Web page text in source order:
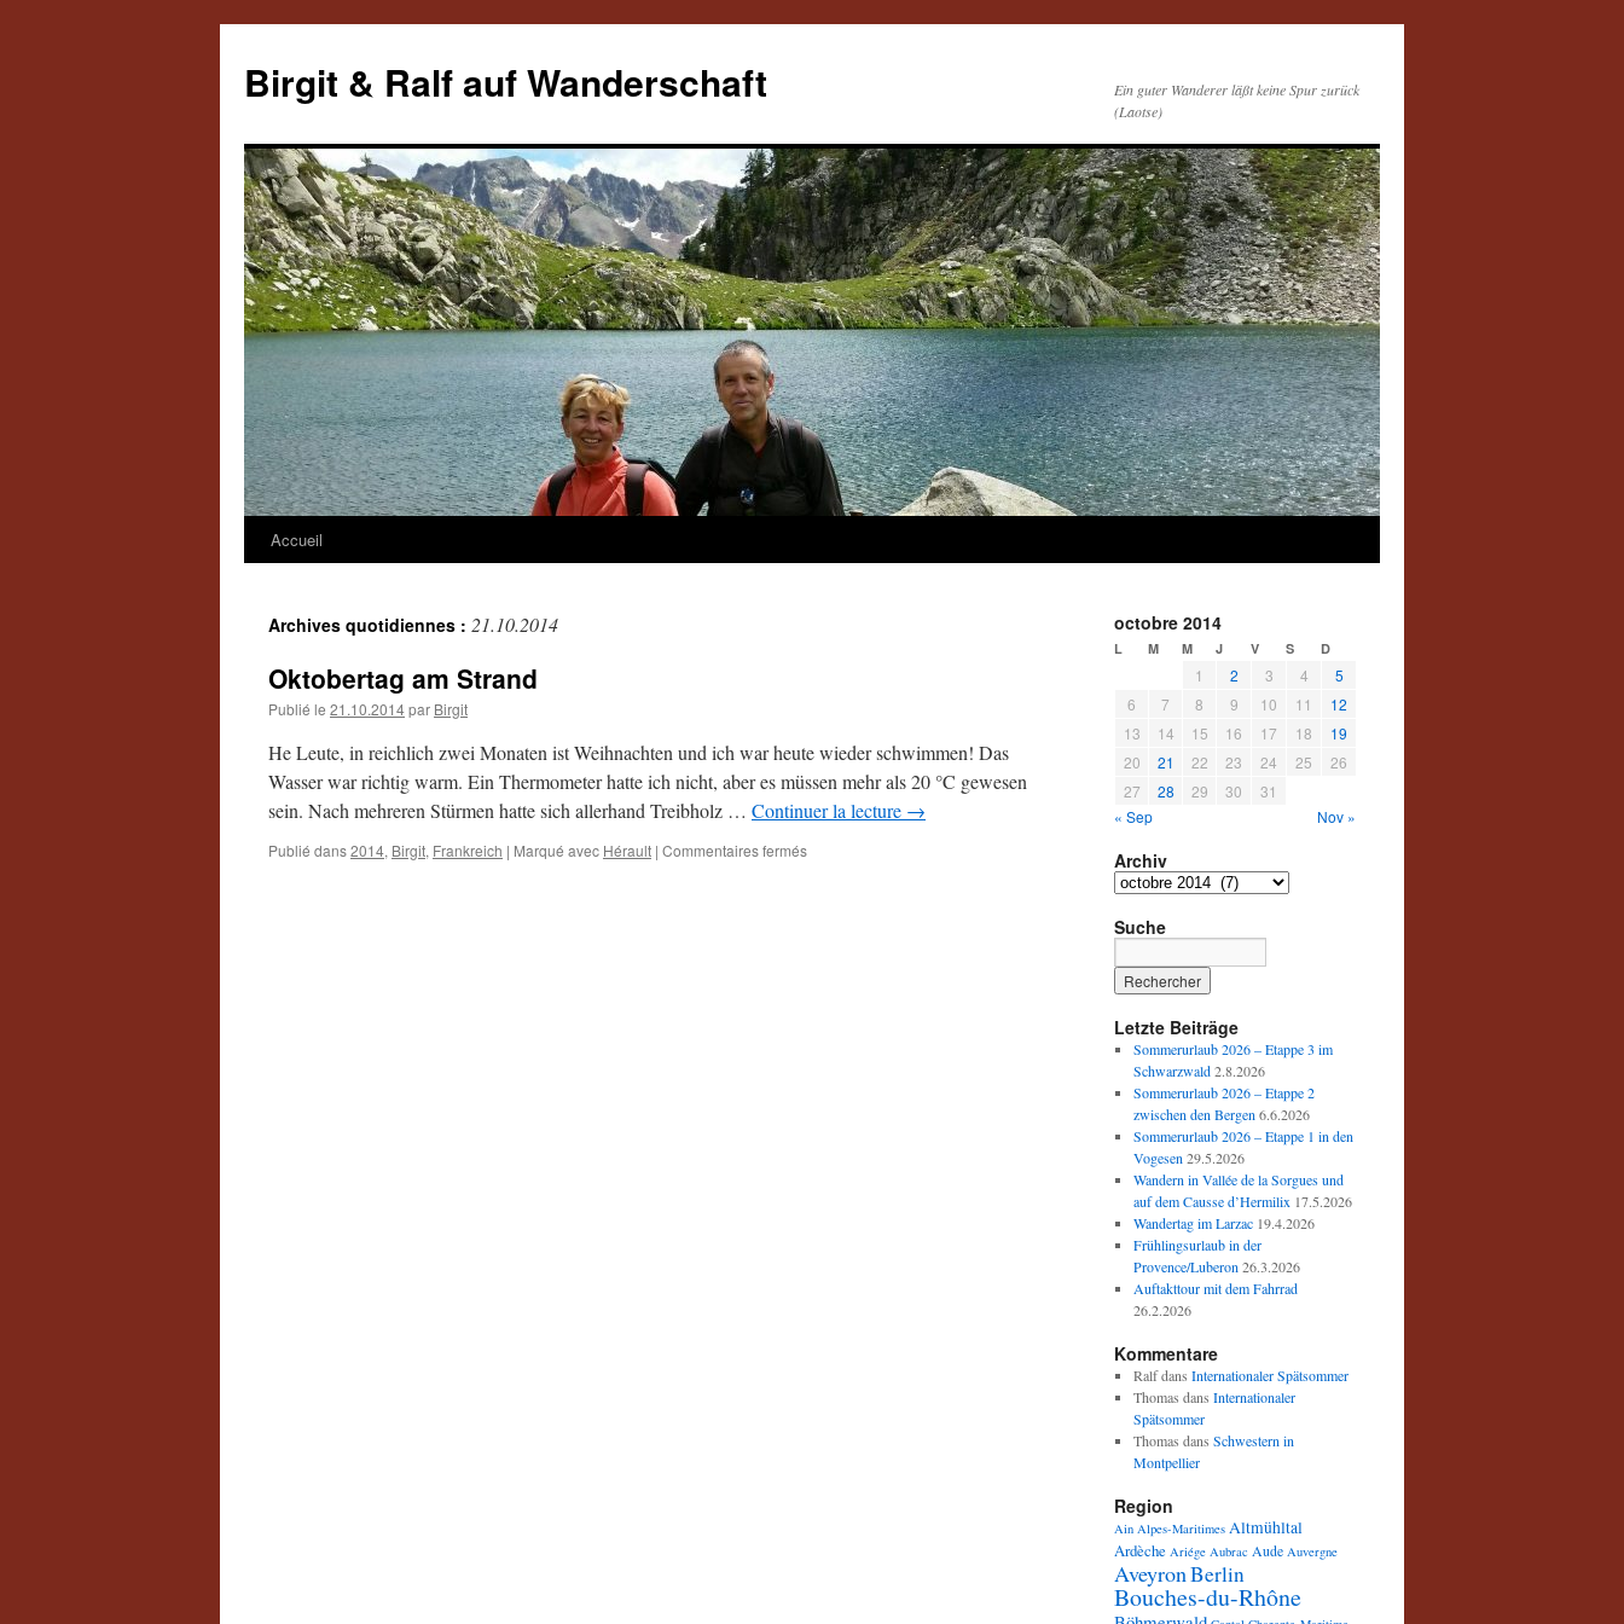
contenu
Birgit & Ralf auf Wanderschaft
Ein guter Wanderer läßt keine Spur zurück
(Laotse)
Accueil
Archives quotidiennes : 21.10.2014
Oktobertag am Strand
Publié le 21.10.2014par Birgit
He Leute, in reichlich zwei Monaten ist Weihnachten und ich war heute wieder schwimmen! Das
Wasser war richtig warm. Ein Thermometer hatte ich nicht, aber es müssen mehr als 20 °C gewesen
sein. Nach mehreren Stürmen hatte sich allerhand Treibholz … Continuer la lecture →
Publié dans2014, Birgit, Frankreich | Marqué avec Hérault | Commentaires ferméssur
octobre 2014
L M M J V S D
1 2 3 4
5
6
7 8 9 10 11
12
13
14 15 16 17 18
19
20
21 22 23 24 25
26
27
28 29 30
31
« Sep
Nov »
Archiv
Archiv
Suche
Letzte Beiträge
Sommerurlaub 2026 – Etappe 3 im
Schwarzwald 2.8.2026
Sommerurlaub 2026 – Etappe 2
zwischen den Bergen 6.6.2026
Sommerurlaub 2026 – Etappe 1 in den
Vogesen 29.5.2026
Wandern in Vallée de la Sorgues und
auf dem Causse d’Hermilix 17.5.2026
Wandertag im Larzac 19.4.2026
Frühlingsurlaub in der
Provence/Luberon 26.3.2026
Auftakttour mit dem Fahrrad
26.2.2026
Kommentare
Ralfdans Internationaler Spätsommer
Thomas dans Internationaler
Spätsommer
Thomas dans Schwestern in
Montpellier
Region
Ain Alpes-Maritimes Altmühltal
Ardèche Ariége Aubrac Aude Auvergne
AveyronBerlin
Bouches-du-Rhône